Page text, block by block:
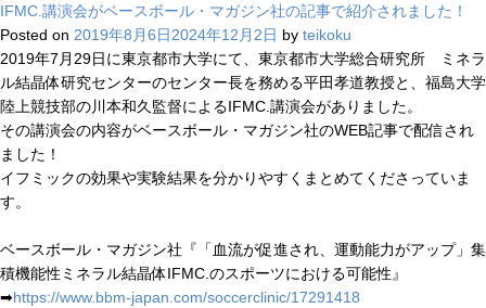
み
多
サ
リ
ン
「IFMC.
フ
ミ
ッ
ク）」
特
取
得
IFMC.講演会がベースボール・マガジン社の記事で紹介されました！
Posted on 2019年8月6日2024年12月2日 by teikoku
2019年7月29日に東京都市大学にて、東京都市大学総合研究所 ミネラ
ル結晶体研究センターのセンター長を務める平田孝道教授と、福島大学
陸上競技部の川本和久監督によるIFMC.講演会がありました。
その講演会の内容がベースボール・マガジン社のWEB記事で配信され
ました！
イフミックの効果や実験結果を分かりやすくまとめてくださっていま
す。
ベースボール・マガジン社『「血流が促進され、運動能力がアップ」集
積機能性ミネラル結晶体IFMC.のスポーツにおける可能性』
➡https://www.bbm-japan.com/soccerclinic/17291418